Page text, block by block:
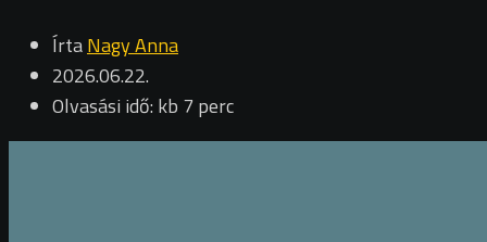
ÍrtaNagy Anna
2026.06.22.
Olvasási idő: kb 7 perc